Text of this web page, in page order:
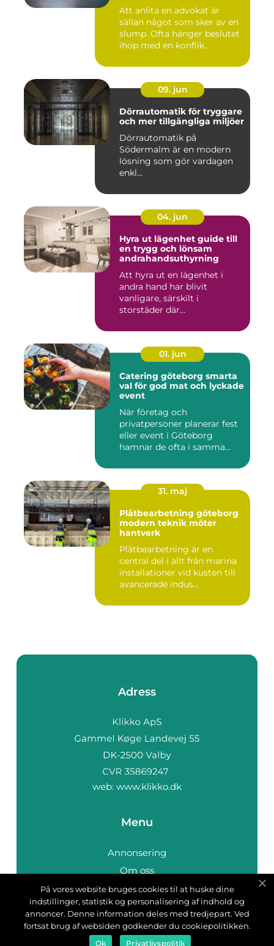
Att anlita en advokat är
sällan något som sker av en
slump. Ofta hänger beslutet
ihop med en konflik...
09. jun
Dörrautomatik för tryggare
och mer tillgängliga miljöer
Dörrautomatik på
Södermalm är en modern
lösning som gör vardagen
enkl...
04. jun
Hyra ut lägenhet guide till
en trygg och lönsam
andrahandsuthyrning
Att hyra ut en lägenhet i
andra hand har blivit
vanligare, särskilt i
storstäder där
01. jun
Catering göteborg smarta
val för god mat och lyckade
event
När företag och
privatpersoner planerar fest
eller event i Göteborg
hamnar de ofta i samma
31. maj
Plåtbearbetning göteborg
modern teknik möter
hantverk
Plåtbearbetning är en
central del i allt från marina
installationer vid kusten till
avancerade indus...
Adress
web: www.klikko.dk
Menu
Annonsering
Om oss
Cookies
Kontakta oss
Sitemap
På vores website bruges cookies til at huske dine
indstillinger, statistik og personalisering af indhold og
annoncer. Denne information deles med tredjepart. Ved
fortsat brug af websiden godkender du cookiepolitikken.
Ok Privatlivspolitik